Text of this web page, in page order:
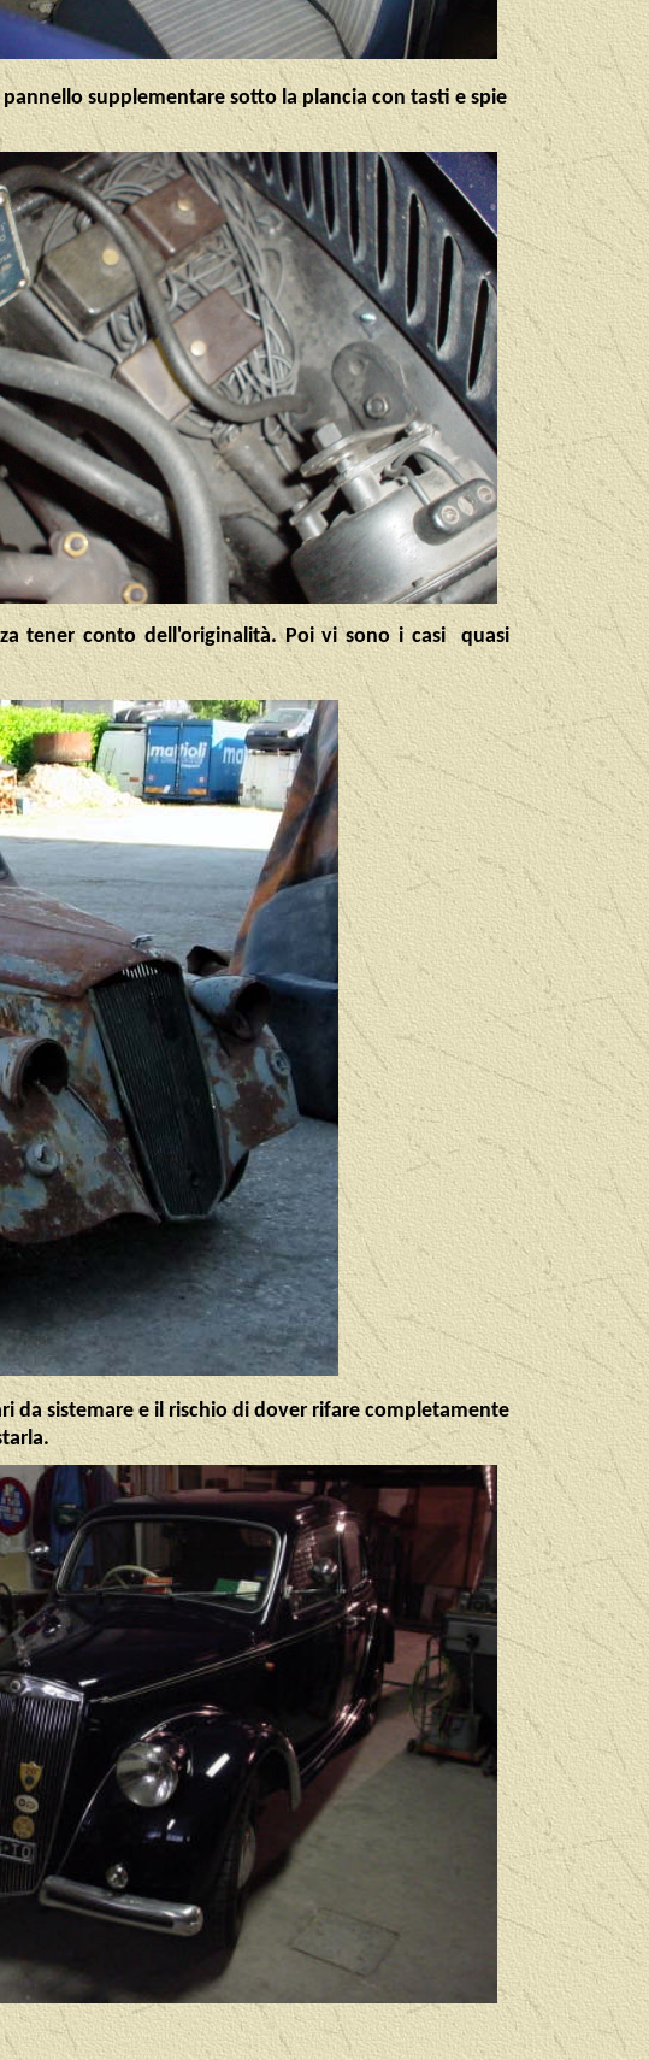
supplementare sotto la plancia con tasti e spie
tener conto dell'originalità. Poi vi sono i casi quasi
da sistemare e il rischio di dover rifare completamente